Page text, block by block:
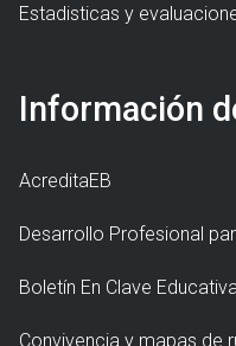
Estadisticas y
Información
AcreditaEB
Desarrollo Profesional
Boletín En Clave Educativa
Convivencia y mapas de